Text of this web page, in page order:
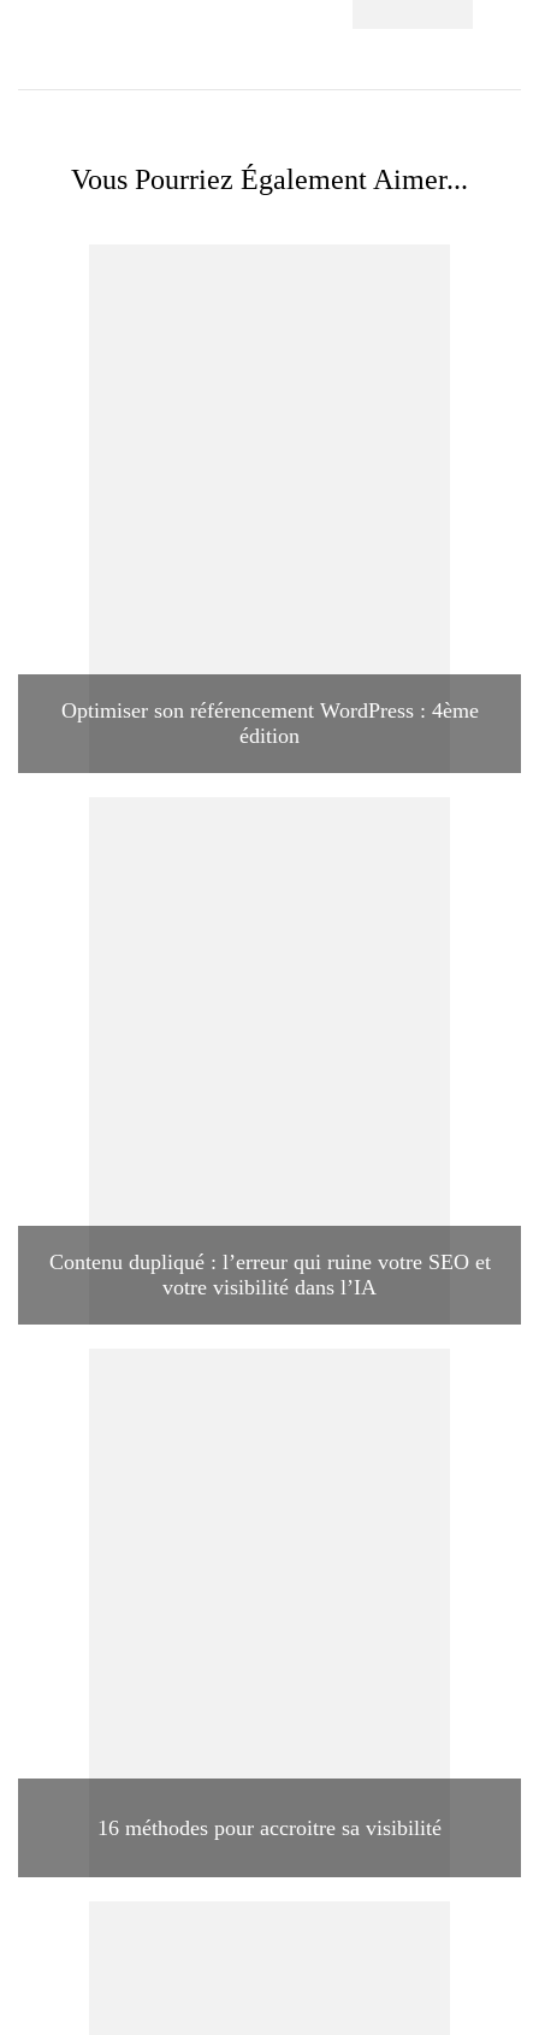
Vous Pourriez Également Aimer...
Optimiser son référencement WordPress : 4ème
édition
Contenu dupliqué : l’erreur qui ruine votre SEO et
votre visibilité dans l’IA
16 méthodes pour accroitre sa visibilité